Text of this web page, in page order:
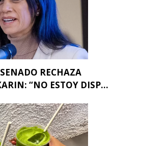
RECHAZA
“NO ESTOY DISP...